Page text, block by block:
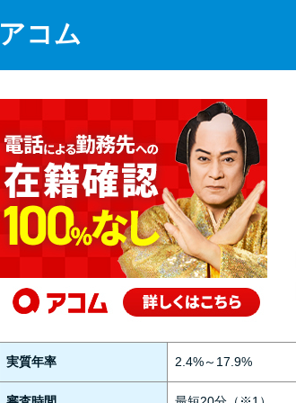
アコム
実質年率 2.4%～17.9%